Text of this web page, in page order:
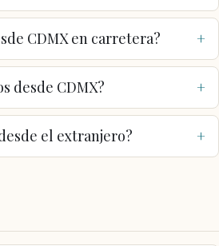
CDMX en carretera?
desde CDMX?
el extranjero?